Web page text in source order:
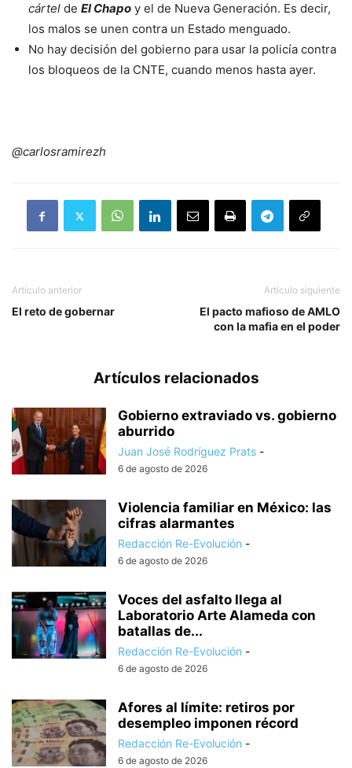
cártel de El Chapo y el de Nueva Generación. Es decir,
los malos se unen contra un Estado menguado.
No hay decisión del gobierno para usar la policía contra
los bloqueos de la CNTE, cuando menos hasta ayer.
@carlosramirezh
Artículo anterior
El reto de gobernar
Artículo siguiente
El pacto mafioso de AMLO
con la mafia en el poder
Artículos relacionados
Gobierno extraviado vs. gobierno
aburrido
Juan José Rodríguez Prats -
6 de agosto de 2026
Violencia familiar en México: las
cifras alarmantes
Redacción Re-Evolución -
6 de agosto de 2026
Voces del asfalto llega al
Laboratorio Arte Alameda con
batallas de...
Redacción Re-Evolución -
6 de agosto de 2026
Afores al límite: retiros por
desempleo imponen récord
Redacción Re-Evolución -
6 de agosto de 2026